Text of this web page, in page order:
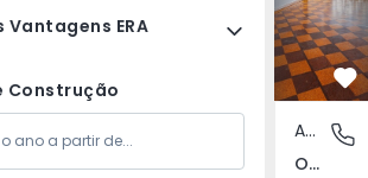
Vantagens ERA
Construção
Olivais,
Apartamento
Olivais, Lisboa